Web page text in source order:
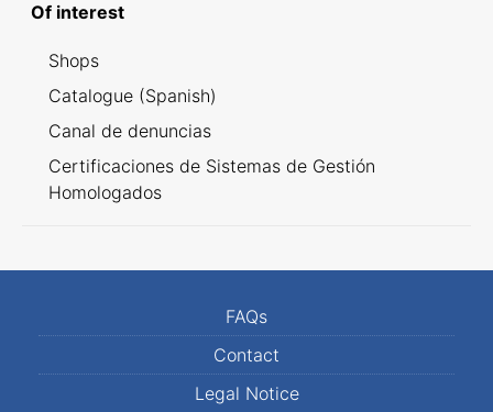
Of interest
Shops
Catalogue (Spanish)
Canal de denuncias
Certificaciones de Sistemas de Gestión
Homologados
FAQs
Contact
Legal Notice